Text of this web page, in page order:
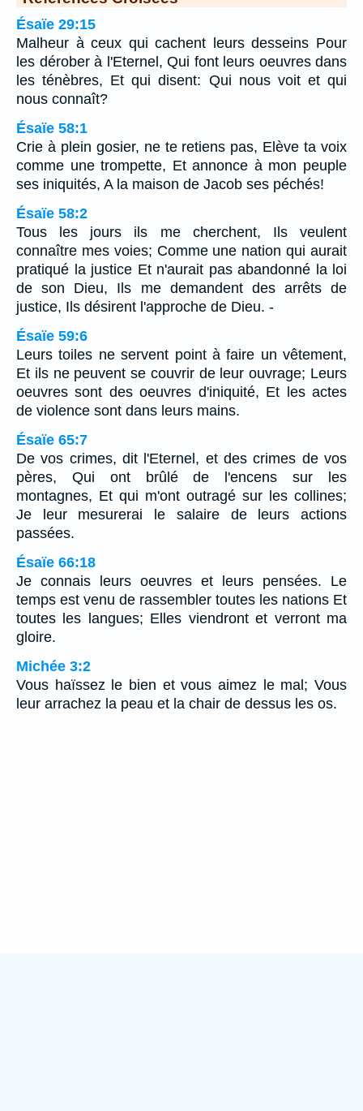
Ésaïe 29:15
Malheur à ceux qui cachent leurs desseins Pour
les dérober à l'Eternel, Qui font leurs oeuvres dans
les ténèbres, Et qui disent: Qui nous voit et qui
nous connaît?
Ésaïe 58:1
Crie à plein gosier, ne te retiens pas, Elève ta voix
comme une trompette, Et annonce à mon peuple
ses iniquités, A la maison de Jacob ses péchés!
Ésaïe 58:2
Tous les jours ils me cherchent, Ils veulent
connaître mes voies; Comme une nation qui aurait
pratiqué la justice Et n'aurait pas abandonné la loi
de son Dieu, Ils me demandent des arrêts de
justice, Ils désirent l'approche de Dieu. -
Ésaïe 59:6
Leurs toiles ne servent point à faire un vêtement,
Et ils ne peuvent se couvrir de leur ouvrage; Leurs
oeuvres sont des oeuvres d'iniquité, Et les actes
de violence sont dans leurs mains.
Ésaïe 65:7
De vos crimes, dit l'Eternel, et des crimes de vos
pères, Qui ont brûlé de l'encens sur les
montagnes, Et qui m'ont outragé sur les collines;
Je leur mesurerai le salaire de leurs actions
passées.
Ésaïe 66:18
Je connais leurs oeuvres et leurs pensées. Le
temps est venu de rassembler toutes les nations Et
toutes les langues; Elles viendront et verront ma
gloire.
Michée 3:2
Vous haïssez le bien et vous aimez le mal; Vous
leur arrachez la peau et la chair de dessus les os.